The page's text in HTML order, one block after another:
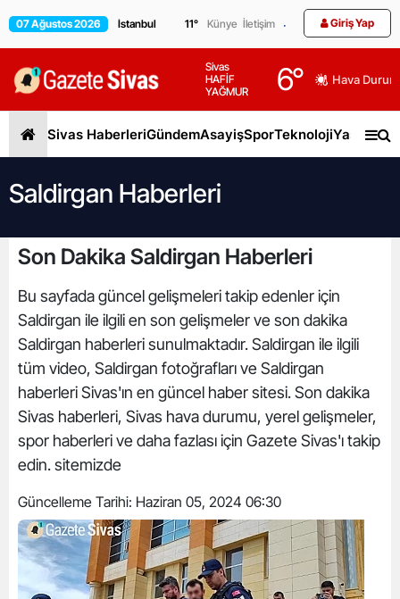
07 Ağustos 2026 11° Künye İletişim Giriş Yap
Sivas
HAFİF
YAĞMUR
6° Hava
Sivas HaberleriGündemAsayişSporTeknolojiYaşam
Saldirgan Haberleri
Son Dakika Saldirgan Haberleri
Bu sayfada güncel gelişmeleri takip edenler için
Saldirgan ile ilgili en son gelişmeler ve son dakika
Saldirgan haberleri sunulmaktadır. Saldirgan ile ilgili
tüm video, Saldirgan fotoğrafları ve Saldirgan
haberleri Sivas'ın en güncel haber sitesi. Son dakika
Sivas haberleri, Sivas hava durumu, yerel gelişmeler,
spor haberleri ve daha fazlası için Gazete Sivas'ı takip
edin. sitemizde
Güncelleme Tarihi: Haziran 05, 2024 06:30